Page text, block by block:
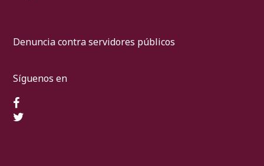
Denuncia contra servidores públicos
Síguenos en